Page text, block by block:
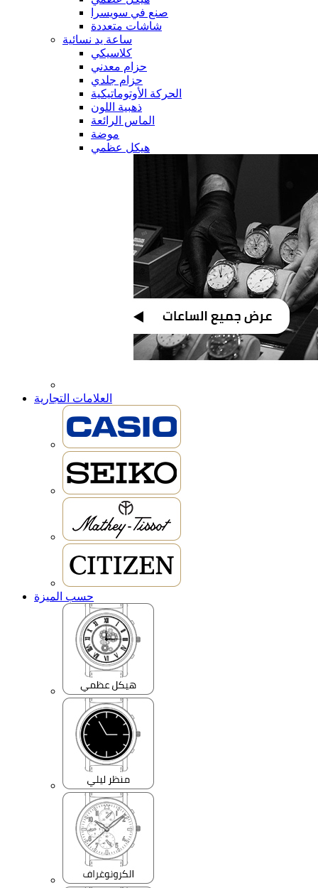
صنع في سويسرا
شاشات متعددة
ساعة يد نسائية
كلاسيكي
حزام معدني
حزام جلدي
الحركة الأوتوماتيكية
ذهبية اللون
الماس الرائعة
موضة
هيكل عظمي
العلامات التجارية
حسب الميزة